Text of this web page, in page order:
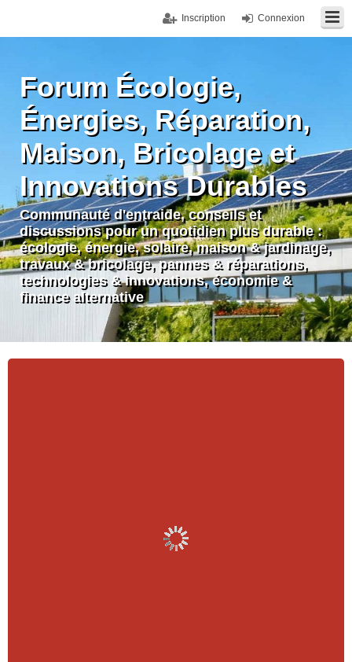
Connexion
Inscription
Forum Écologie,
Énergies, Réparation,
Maison, Bricolage et
Innovations Durables
Communauté d'entraide, conseils et
discussions pour un quotidien plus durable :
écologie, énergie, solaire, maison & jardinage,
travaux & bricolage, pannes & réparations,
technologies & innovations, économie &
finance alternative